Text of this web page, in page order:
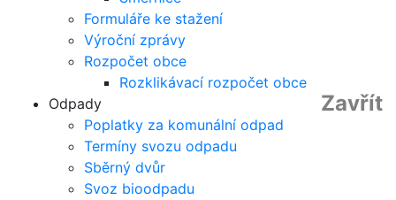
Formuláře ke stažení
Výroční zprávy
Rozpočet obce
Rozklikávací rozpočet obce
Zavřít
Odpady
Poplatky za komunální odpad
Termíny svozu odpadu
Sběrný dvůr
Svoz bioodpadu